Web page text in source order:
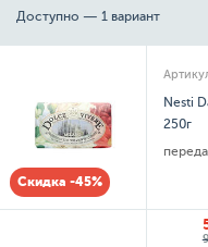
Доступно — 1 вариант
Скидка -45%
Nesti
250г